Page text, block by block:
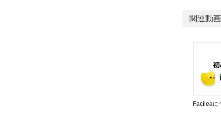
関連動画
Facileaに